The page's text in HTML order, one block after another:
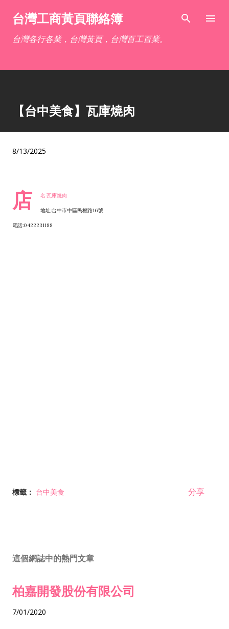
跳到主要內容
台灣工商黃頁聯絡簿
台灣各行各業，台灣黃頁，台灣百工百業。
【台中美食】瓦庫燒肉
8/13/2025
店 名:瓦庫燒肉
地址:台中市中區民權路16號
電話:0422231188
標籤： 台中美食 分享
這個網誌中的熱門文章
柏嘉開發股份有限公司
7/01/2020